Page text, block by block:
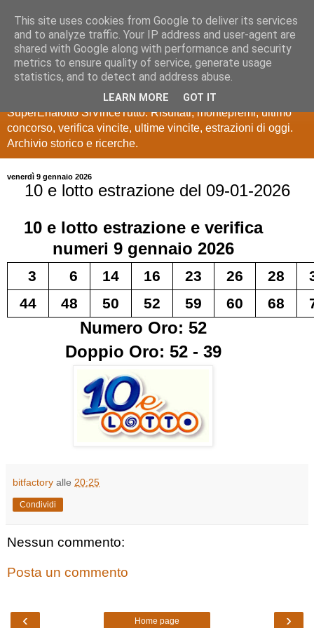
Estrazioni Lotto
SuperEnalotto
Ultime estrazioni di Lotto, SuperEnalotto, 10 e lotto,
SuperEnalotto SiVinceTutto. Risultati, montepremi, ultimo
concorso, verifica vincite, ultime vincite, estrazioni di oggi.
Archivio storico e ricerche.
venerdì 9 gennaio 2026
10 e lotto estrazione del 09-01-2026
10 e lotto estrazione e verifica
numeri 9 gennaio 2026
3 6 14 16 23 26 28
44
48 50 52 59 60 68
Numero Oro: 52
Doppio Oro: 52 - 39
bitfactory alle 20:25
Condividi
Nessun commento:
Posta un commento
‹ ›
Home page
This site uses cookies from Google to deliver its services
and to analyze traffic. Your IP address and user-agent are
shared with Google along with performance and security
metrics to ensure quality of service, generate usage
statistics, and to detect and address abuse.
LEARN MORE GOT IT